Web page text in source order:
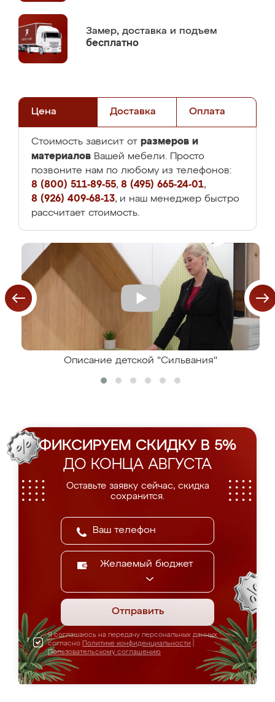
Замер, доставка и подъем
бесплатно
Цена Доставка Оплата
Стоимость зависит от размеров и
материалов Вашей мебели. Просто
позвоните нам по любому из телефонов:
8 (800) 511-89-55, 8 (495) 665-24-01,
8 (926) 409-68-13, и наш менеджер быстро
рассчитает стоимость.
Описание детской "Сильвания"
ФИКСИРУЕМ СКИДКУ В 5%
ДО КОНЦА АВГУСТА
Оставьте заявку сейчас, скидка
сохранится.
Желаемый бюджет
Отправить
Я соглашаюсь на передачу персональных данных
согласно Политике конфиденциальности
Пользовательскому соглашению